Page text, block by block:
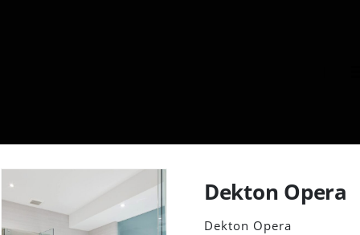
Dekton Opera
Dekton Opera